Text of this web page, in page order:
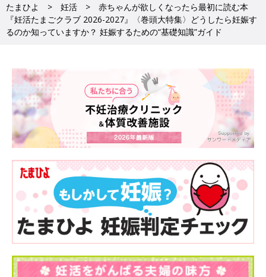
たまひよ 妊活
赤ちゃんが欲しくなったら最初に読む本
『妊活たまごクラブ 2026-2027』〈巻頭大特集〉どうしたら妊娠す
るのか知っていますか？ 妊娠するための“基礎知識”ガイド